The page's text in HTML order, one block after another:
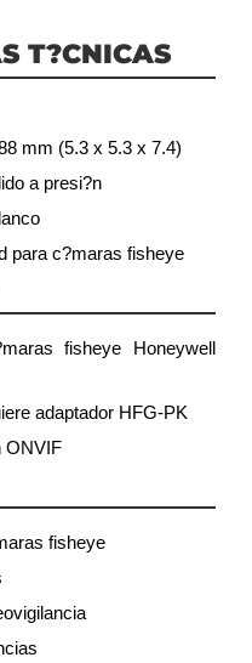
T?CNICAS
mm (5.3 x 5.3 x 7.4)
a presi?n
para c?maras fisheye
fisheye Honeywell
adaptador HFG-PK
ONVIF
fisheye